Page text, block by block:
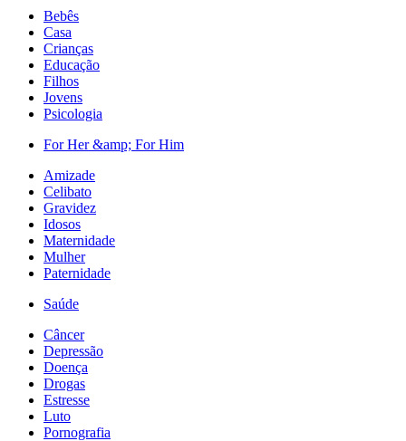
Bebês
Casa
Crianças
Educação
Filhos
Jovens
Psicologia
For Her &amp; For Him
Amizade
Celibato
Gravidez
Idosos
Maternidade
Mulher
Paternidade
Saúde
Câncer
Depressão
Doença
Drogas
Estresse
Luto
Pornografia